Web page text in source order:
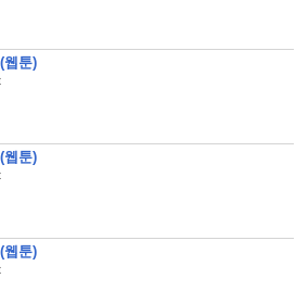
웹툰)
웹툰)
웹툰)